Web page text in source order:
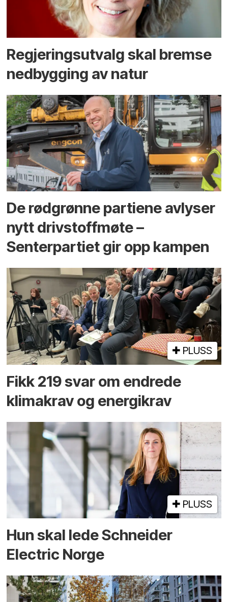
Regjerings­utvalg skal bremse
ned­bygging av natur
De rødgrønne partiene avlyser
nytt drivstoffmøte –
Senterpartiet gir opp kampen
PLUSS
Fikk 219 svar om endrede
klimakrav og energikrav
PLUSS
Hun skal lede Schneider
Electric Norge